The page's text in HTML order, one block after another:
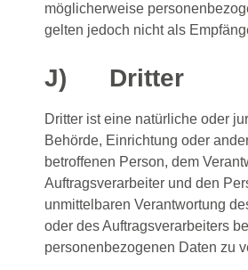
möglicherweise
gelten jedoch nicht als
J) Dritter
Dritter ist eine natürliche oder
Behörde, Einrichtung oder
betroffenen Person, dem
Auftragsverarbeiter und den
unmittelbaren Verantwortung
oder des Auftragsverarbeiters
personenbezogenen Daten zu